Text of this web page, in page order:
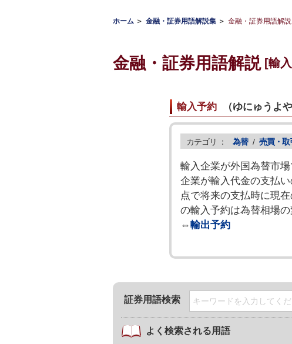
ホーム 金融・証券用語解説集 金融・証券用語解説
金融・証券用語解説 [輸
輸入予約 （ゆにゅうよ
カテゴリ ： 為替 / 売買・取
輸入企業が外国為替市
企業が輸入代金の支払
点で将来の支払時に現
の輸入予約は為替相場の
⇔輸出予約
証券用語検索
よく検索される用語